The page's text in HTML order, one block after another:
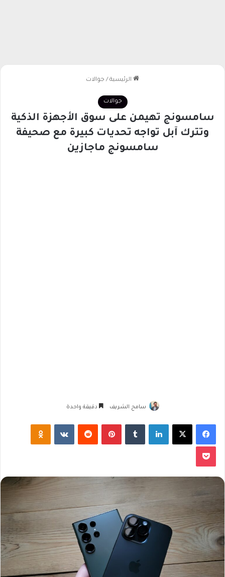
الرئيسية / جوالات
جوالات
سامسونج تهيمن على سوق الأجهزة الذكية
وتترك آبل تواجه تحديات كبيرة مع صحيفة
سامسونج ماجازين
سامح الشريف دقيقة واحدة
فيسبوك لينكدإن بينتيريست